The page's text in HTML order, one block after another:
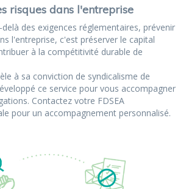
risques dans l'entreprise
des exigences réglementaires, prévenir
l'entreprise, c'est préserver le capital
à la compétitivité durable de
à sa conviction de syndicalisme de
ce service pour vous accompagner
Contactez votre FDSEA
pour un accompagnement personnalisé.